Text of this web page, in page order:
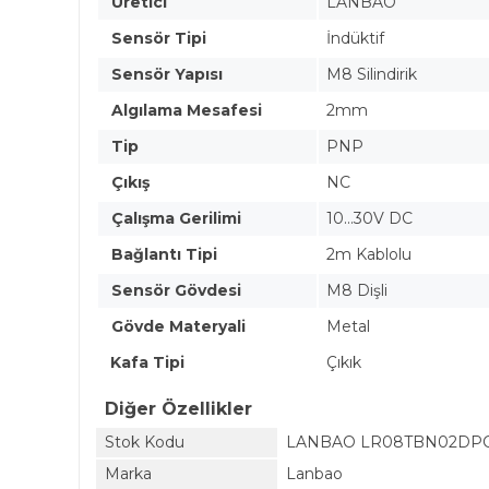
Sensör Tipi
İndüktif
Sensör Yapısı
M8 Silindirik
Algılama Mesafesi
2mm
Tip
PNP
Çıkış
NC
Çalışma Gerilimi
10...30V DC
Bağlantı Tipi
2m Kablolu
Sensör Gövdesi
M8 Dişli
Gövde Materyali
Metal
Kafa Tipi
Çıkık
Diğer Özellikler
Stok Kodu
LANBAO
Marka
Lanbao